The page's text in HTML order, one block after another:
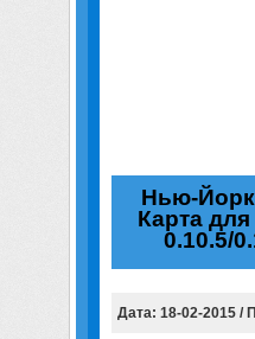
Нью-Йорк
Карта
0.10.5/
Дата: 18-02-2015 /